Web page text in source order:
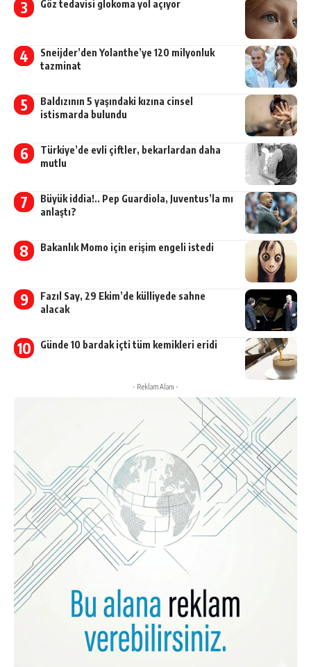
Göz tedavisi glokoma yol açıyor
Sneijder’den Yolanthe’ye 120 milyonluk
tazminat
Baldızının 5 yaşındaki kızına cinsel
istismarda bulundu
Türkiye’de evli çiftler, bekarlardan daha
mutlu
Büyük iddia!.. Pep Guardiola, Juventus’la mı
anlaştı?
Bakanlık Momo için erişim engeli istedi
Fazıl Say, 29 Ekim’de külliyede sahne
alacak
Günde 10 bardak içti tüm kemikleri eridi
- Reklam Alanı -